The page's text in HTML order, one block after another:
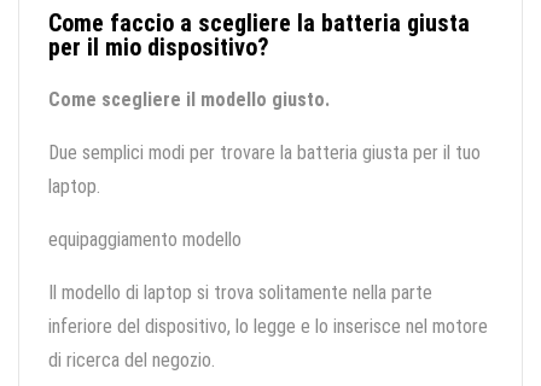
Come faccio a scegliere la batteria giusta
per il mio dispositivo?
Come scegliere il modello giusto.
Due semplici modi per trovare la batteria giusta per il tuo
laptop.
equipaggiamento modello
Il modello di laptop si trova solitamente nella parte
inferiore del dispositivo, lo legge e lo inserisce nel motore
di ricerca del negozio.